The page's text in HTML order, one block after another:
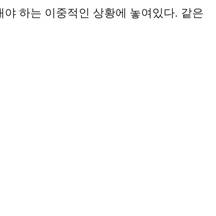
하는 이중적인 상황에 놓여있다. 같은